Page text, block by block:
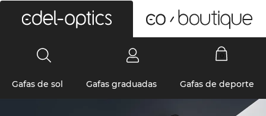
Gafas de sol Gafas graduadas Gafas de deporte